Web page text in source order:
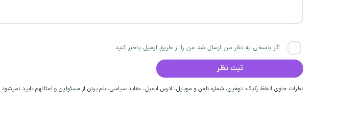
اگر پاسخی به نظر من ارسال شد من را از طریق ایمیل باخبر کنید
نظرات حاوی الفاظ رکیک، توهین، شماره تلفن و موبایل، آدرس ایمیل، عقاید سیاسی، نام بردن از مسئولین و امثالهم تایید نمیشود.